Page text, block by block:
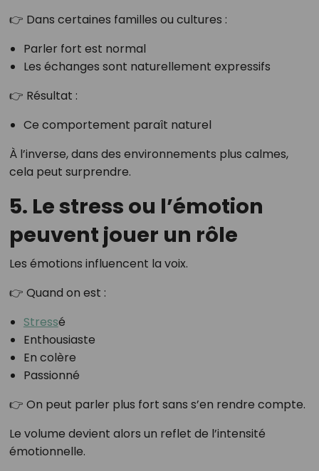
👉 Dans certaines familles ou cultures :
Parler fort est normal
Les échanges sont naturellement expressifs
👉 Résultat :
Ce comportement paraît naturel
À l’inverse, dans des environnements plus calmes,
cela peut surprendre.
5. Le stress ou l’émotion
peuvent jouer un rôle
Les émotions influencent la voix.
👉 Quand on est :
Stressé
Enthousiaste
En colère
Passionné
👉 On peut parler plus fort sans s’en rendre compte.
Le volume devient alors un reflet de l’intensité
émotionnelle.